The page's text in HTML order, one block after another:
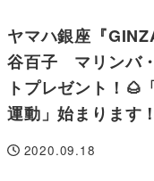
ヤマハ銀座『
谷百子 マリンバ
トプレゼント！
運動」始まりま
投稿日
2020.09.18